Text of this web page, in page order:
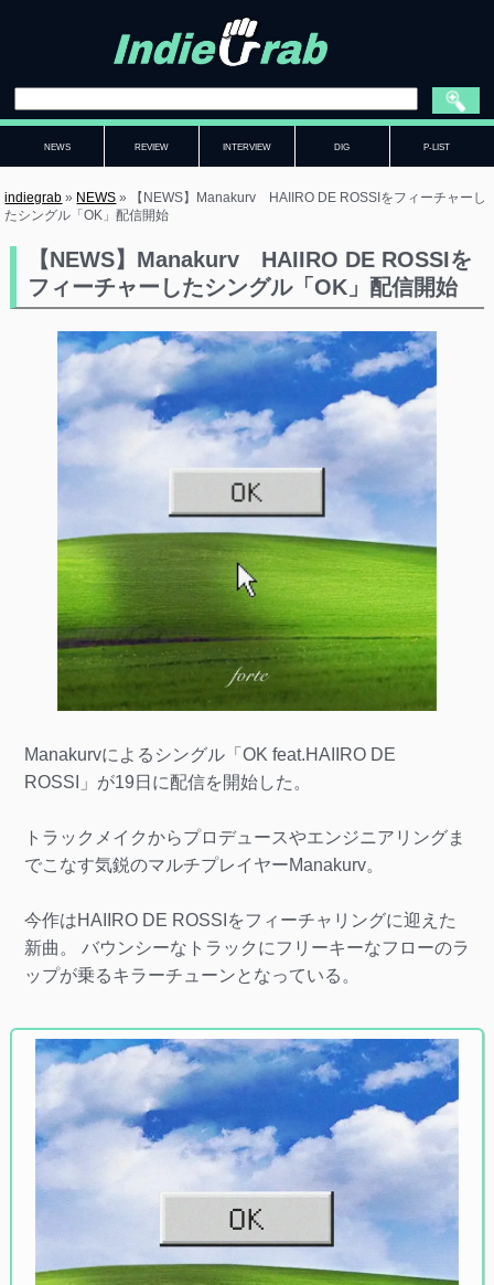
NEWS REVIEW INTERVIEW DIG P-LIST
indiegrab » NEWS »
【NEWS】Manakurv HAIIRO DE ROSSIをフィーチャーし
たシングル「OK」配信開始
【NEWS】Manakurv HAIIRO DE ROSSIを
フィーチャーしたシングル「OK」配信開始
Manakurvによるシングル「OK feat.HAIIRO DE
ROSSI」が19日に配信を開始した。
トラックメイクからプロデュースやエンジニアリングま
でこなす気鋭のマルチプレイヤーManakurv。
今作はHAIIRO DE ROSSIをフィーチャリングに迎えた
新曲。 バウンシーなトラックにフリーキーなフローのラ
ップが乗るキラーチューンとなっている。